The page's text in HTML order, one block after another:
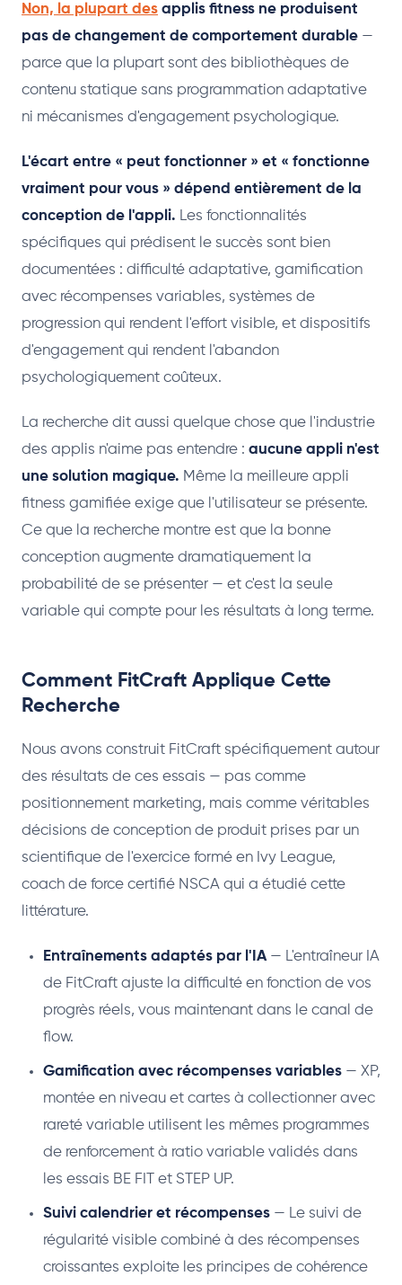
Non, la plupart des applis fitness ne produisent
pas de changement de comportement durable —
parce que la plupart sont des bibliothèques de
contenu statique sans programmation adaptative
ni mécanismes d'engagement psychologique.
L'écart entre « peut fonctionner » et « fonctionne
vraiment pour vous » dépend entièrement de la
conception de l'appli. Les fonctionnalités
spécifiques qui prédisent le succès sont bien
documentées : difficulté adaptative, gamification
avec récompenses variables, systèmes de
progression qui rendent l'effort visible, et dispositifs
d'engagement qui rendent l'abandon
psychologiquement coûteux.
La recherche dit aussi quelque chose que l'industrie
des applis n'aime pas entendre : aucune appli n'est
une solution magique. Même la meilleure appli
fitness gamifiée exige que l'utilisateur se présente.
Ce que la recherche montre est que la bonne
conception augmente dramatiquement la
probabilité de se présenter — et c'est la seule
variable qui compte pour les résultats à long terme.
Comment FitCraft Applique Cette
Recherche
Nous avons construit FitCraft spécifiquement autour
des résultats de ces essais — pas comme
positionnement marketing, mais comme véritables
décisions de conception de produit prises par un
scientifique de l'exercice formé en Ivy League,
coach de force certifié NSCA qui a étudié cette
littérature.
Entraînements adaptés par l'IA— L'entraîneur IA
de FitCraft ajuste la difficulté en fonction de vos
progrès réels, vous maintenant dans le canal de
flow.
Gamification avec récompenses variables — XP,
montée en niveau et cartes à collectionner avec
rareté variable utilisent les mêmes programmes
de renforcement à ratio variable validés dans
les essais BE FIT et STEP UP.
Suivi calendrier et récompenses — Le suivi de
régularité visible combiné à des récompenses
croissantes exploite les principes de cohérence